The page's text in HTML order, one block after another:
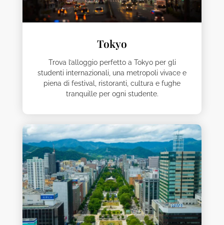
Tokyo
Trova l’alloggio perfetto a Tokyo per gli
studenti internazionali, una metropoli vivace e
piena di festival, ristoranti, cultura e fughe
tranquille per ogni studente.